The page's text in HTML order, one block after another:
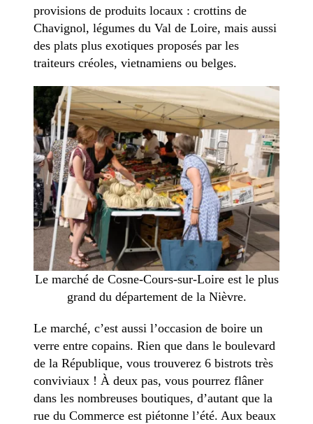
provisions de produits locaux : crottins de
Chavignol, légumes du Val de Loire, mais aussi
des plats plus exotiques proposés par les
traiteurs créoles, vietnamiens ou belges.
Le marché de Cosne-Cours-sur-Loire est le plus
grand du département de la Nièvre.
Le marché, c’est aussi l’occasion de boire un
verre entre copains. Rien que dans le boulevard
de la République, vous trouverez 6 bistrots très
conviviaux ! À deux pas, vous pourrez flâner
dans les nombreuses boutiques, d’autant que la
rue du Commerce est piétonne l’été. Aux beaux